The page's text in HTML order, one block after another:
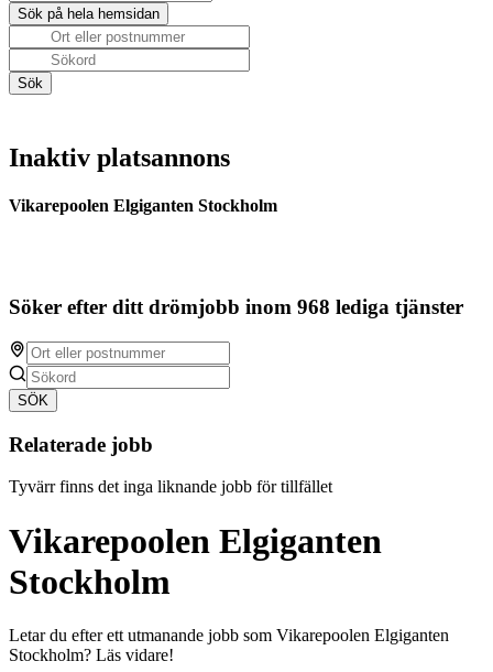
Inaktiv platsannons
Vikarepoolen Elgiganten Stockholm
Söker efter ditt drömjobb inom 968 lediga tjänster
SÖK
Relaterade jobb
Tyvärr finns det inga liknande jobb för tillfället
Vikarepoolen Elgiganten
Stockholm
Letar du efter ett utmanande jobb som Vikarepoolen Elgiganten
Stockholm? Läs vidare!